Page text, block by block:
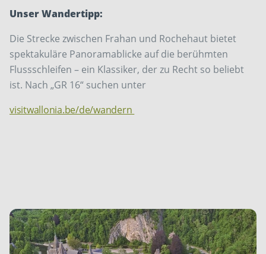
Unser Wandertipp:
Die Strecke zwischen Frahan und Rochehaut bietet
spektaku­läre Panoramablicke auf die berühmten
Flussschleifen – ein ­Klassiker, der zu Recht so beliebt
ist. Nach „GR 16“ suchen unter
visitwallonia.be/de/wandern